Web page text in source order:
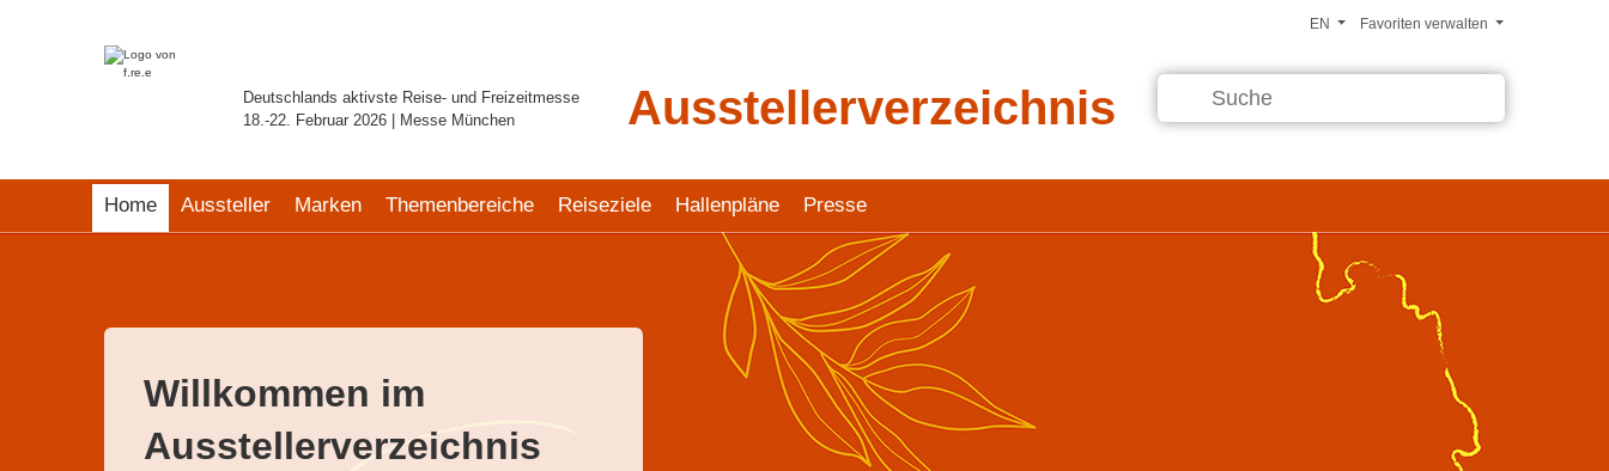
Deutschlands aktivste Reise- und Freizeitmesse
18.-22. Februar 2026 | Messe München
Ausstellerverzeichnis
Favoriten verwalten
EN
Home Aussteller Marken Themenbereiche Reiseziele Hallenpläne Presse
Willkommen im
Ausstellerverzeichnis